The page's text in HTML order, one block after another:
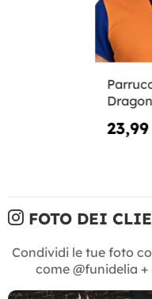
FOTO DEI
Condividi le tue foto
come @funidelia +